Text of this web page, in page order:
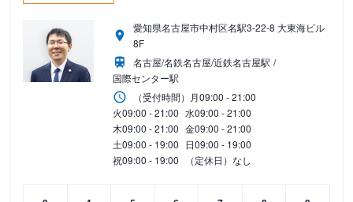
愛知県名古屋市中村区名駅3-22-8 大東海ビル
8F
名古屋/名鉄名古屋/近鉄名古屋駅
国際センター駅
（受付時間） 月09:00 - 21:00
火09:00 - 21:00 水09:00 - 21:00
木09:00 - 21:00 金09:00 - 21:00
土09:00 - 19:00 日09:00 - 19:00
祝09:00 - 19:00 （定休日）なし